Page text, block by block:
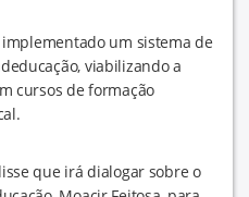
um sistema de
viabilizando a
cursos de formação
que irá dialogar sobre o